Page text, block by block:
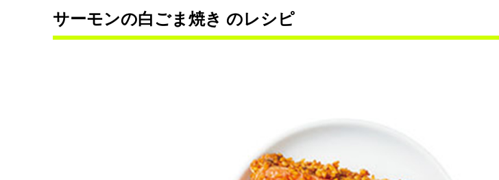
サーモンの白ごま焼き のレシピ